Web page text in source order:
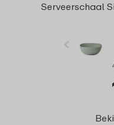
Serveerschaal